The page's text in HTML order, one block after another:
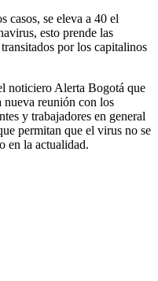
casos, se eleva a 40 el
esto prende las
por los capitalinos
noticiero Alerta Bogotá que
nueva reunión con los
y trabajadores en general
permitan que el virus no se
en la actualidad.